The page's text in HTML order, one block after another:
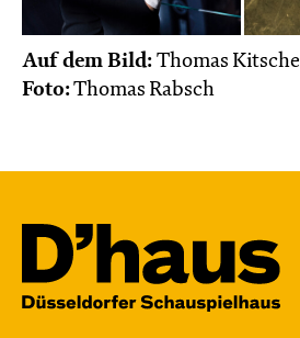
Auf dem Bild: Thomas Kitsche
Foto:Thomas Rabsch